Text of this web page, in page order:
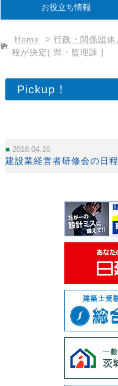
お役立ち情報
Home > 行政・関係団体
程が決定( 県・監理課 )
Pickup！
2018.04.16
建設業経営者研修会の日